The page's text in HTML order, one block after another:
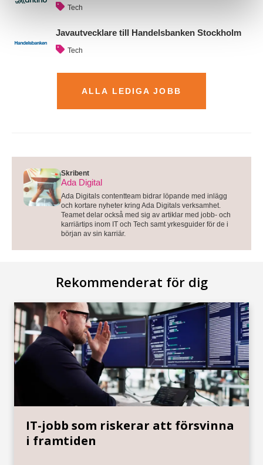
Tech
Javautvecklare till Handelsbanken Stockholm
Tech
ALLA LEDIGA JOBB
Skribent
Ada Digital
Ada Digitals contentteam bidrar löpande med inlägg
och kortare nyheter kring Ada Digitals verksamhet.
Teamet delar också med sig av artiklar med jobb- och
karriärtips inom IT och Tech samt yrkesguider för de i
början av sin karriär.
Rekommenderat för dig
IT-jobb som riskerar att försvinna
i framtiden